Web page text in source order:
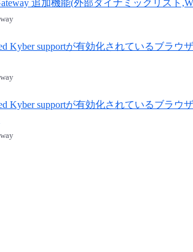
追加機能(外部ダイナミックリスト
Kyber supportが有効化されているブラ
Kyber supportが有効化されているブラ